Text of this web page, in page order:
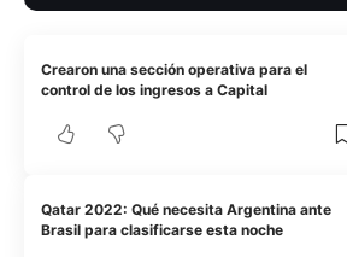
Crearon una sección operativa para el
control de los ingresos a Capital
Qatar 2022: Qué necesita Argentina ante
Brasil para clasificarse esta noche